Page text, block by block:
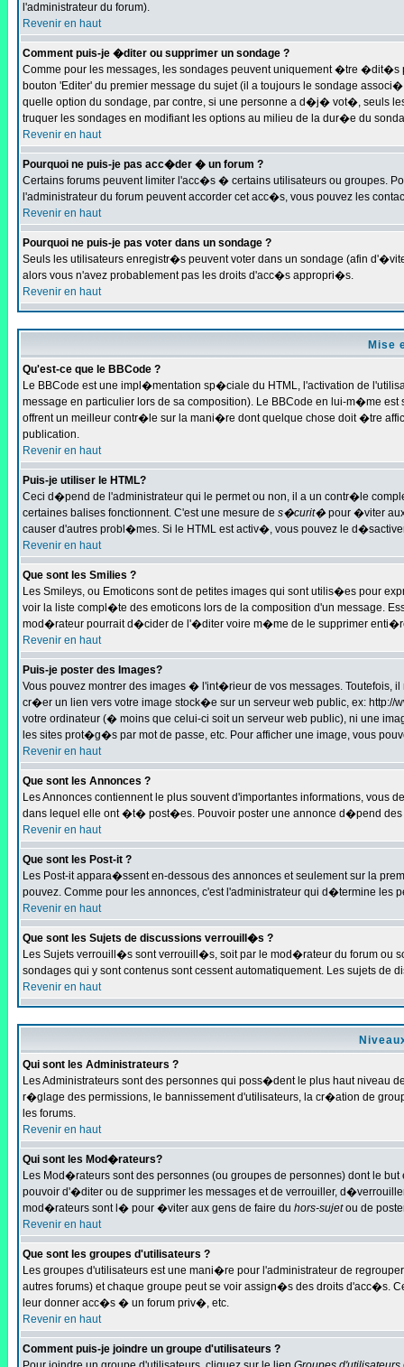
l'administrateur du forum).
Revenir en haut
Comment puis-je �diter ou supprimer un sondage ?
Comme pour les messages, les sondages peuvent uniquement �tre
bouton 'Editer' du premier message du sujet (il a toujours le sondage
quelle option du sondage, par contre, si une personne a d�j� vot�, seuls
truquer les sondages en modifiant les options au milieu de la dur�e du
Revenir en haut
Pourquoi ne puis-je pas acc�der � un forum ?
Certains forums peuvent limiter l'acc�s � certains utilisateurs ou groupes.
l'administrateur du forum peuvent accorder cet acc�s, vous pouvez les
Revenir en haut
Pourquoi ne puis-je pas voter dans un sondage ?
Seuls les utilisateurs enregistr�s peuvent voter dans un sondage (afin
alors vous n'avez probablement pas les droits d'acc�s appropri�s.
Revenir en haut
Mise
Qu'est-ce que le BBCode ?
Le BBCode est une impl�mentation sp�ciale du HTML, l'activation de
message en particulier lors de sa composition). Le BBCode en lui-m�me
offrent un meilleur contr�le sur la mani�re dont quelque chose doit �tre
publication.
Revenir en haut
Puis-je utiliser le HTML?
Ceci d�pend de l'administrateur qui le permet ou non, il a un contr�le
certaines balises fonctionnent. C'est une mesure de s�curit�pour �viter aux
causer d'autres probl�mes. Si le HTML est activ�, vous pouvez le
Revenir en haut
Que sont les Smilies ?
Les Smileys, ou Emoticons sont de petites images qui sont utilis�es pour
voir la liste compl�te des emoticons lors de la composition d'un message.
mod�rateur pourrait d�cider de l'�diter voire m�me de le supprimer
Revenir en haut
Puis-je poster des Images?
Vous pouvez montrer des images � l'int�rieur de vos messages. Toutefois,
cr�er un lien vers votre image stock�e sur un serveur web public, ex:
votre ordinateur (� moins que celui-ci soit un serveur web public), ni une
les sites prot�g�s par mot de passe, etc. Pour afficher une image, vous
Revenir en haut
Que sont les Annonces ?
Les Annonces contiennent le plus souvent d'importantes informations,
dans lequel elle ont �t� post�es. Pouvoir poster une annonce d�pend
Revenir en haut
Que sont les Post-it ?
Les Post-it appara�ssent en-dessous des annonces et seulement sur la
pouvez. Comme pour les annonces, c'est l'administrateur qui d�termine les
Revenir en haut
Que sont les Sujets de discussions verrouill�s ?
Les Sujets verrouill�s sont verrouill�s, soit par le mod�rateur du forum ou
sondages qui y sont contenus sont cessent automatiquement. Les sujets
Revenir en haut
Qui sont les Administrateurs ?
Les Administrateurs sont des personnes qui poss�dent le plus haut niveau
r�glage des permissions, le bannissement d'utilisateurs, la cr�ation de
les forums.
Revenir en haut
Qui sont les Mod�rateurs?
Les Mod�rateurs sont des personnes (ou groupes de personnes) dont le
pouvoir d'�diter ou de supprimer les messages et de verrouiller,
mod�rateurs sont l� pour �viter aux gens de faire du hors-sujetou de
Revenir en haut
Que sont les groupes d'utilisateurs ?
Les groupes d'utilisateurs est une mani�re pour l'administrateur de
autres forums) et chaque groupe peut se voir assign�s des droits
leur donner acc�s � un forum priv�, etc.
Revenir en haut
Comment puis-je joindre un groupe d'utilisateurs ?